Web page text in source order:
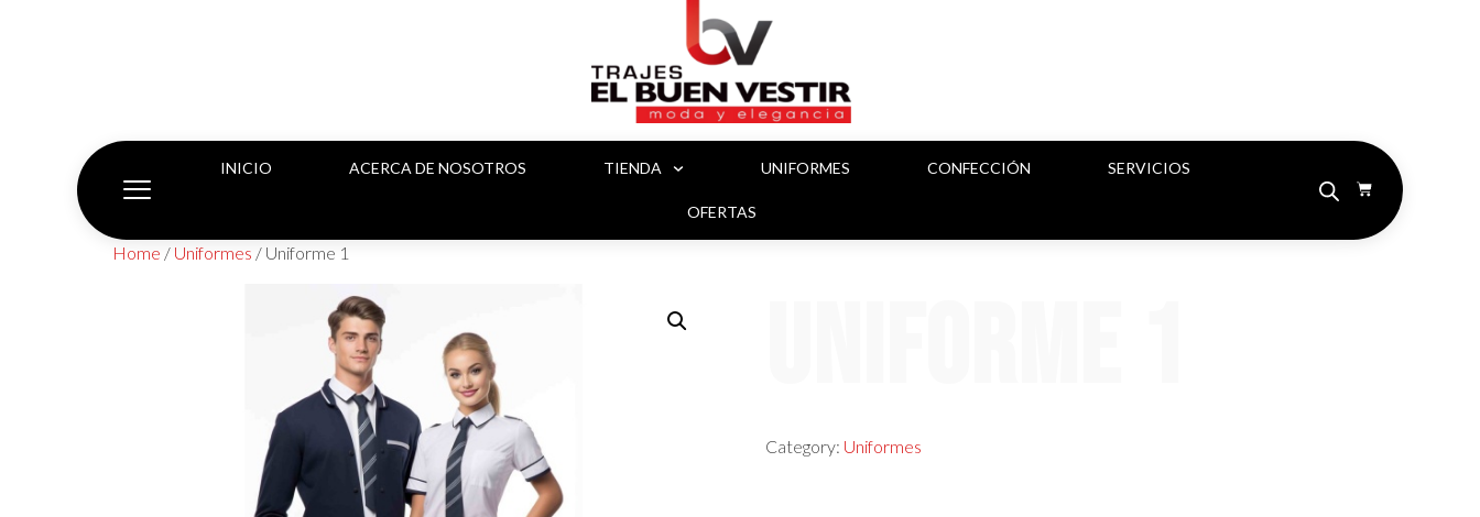
INICIO ACERCA DE NOSOTROS TIENDA UNIFORMES CONFECCIÓN SERVICIOS
OFERTAS
Home / Uniformes / Uniforme 1
Category: Uniformes